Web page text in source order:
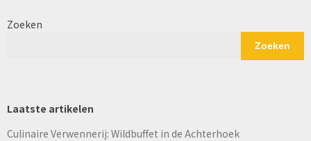
Zoeken
Zoeken
Laatste artikelen
Culinaire Verwennerij: Wildbuffet in de Achterhoek